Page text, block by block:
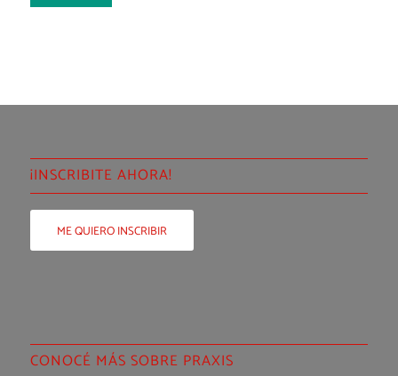
¡INSCRIBITE AHORA!
ME QUIERO INSCRIBIR
CONOCÉ MÁS SOBRE PRAXIS